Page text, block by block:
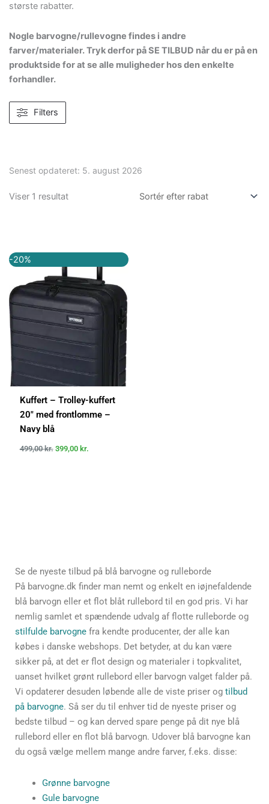
største rabatter.
Nogle barvogne/rullevogne findes i andre
farver/materialer. Tryk derfor på SE TILBUD når du er på en
produktside for at se alle muligheder hos den enkelte
forhandler.
Filters
Senest opdateret: 5. august 2026
Viser 1 resultat
-20%
Kuffert – Trolley-kuffert
20″ med frontlomme –
Navy blå
499,00kr.
oprindelige
pris
var:
499,00 kr..
399,00 kr.
aktuelle
pris
er:
399,00 kr..
Se de nyeste tilbud på blå barvogne og rulleborde
På barvogne.dk finder man nemt og enkelt en iøjnefaldende
blå barvogn eller et flot blåt rullebord til en god pris. Vi har
nemlig samlet et spændende udvalg af flotte rulleborde og
stilfulde barvogne fra kendte producenter, der alle kan
købes i danske webshops. Det betyder, at du kan være
sikker på, at det er flot design og materialer i topkvalitet,
uanset hvilket grønt rullebord eller barvogn valget falder på.
Vi opdaterer desuden løbende alle de viste priser og tilbud
på barvogne. Så ser du til enhver tid de nyeste priser og
bedste tilbud – og kan derved spare penge på dit nye blå
rullebord eller en flot blå barvogn. Udover blå barvogne kan
du også vælge mellem mange andre farver, f.eks. disse:
Grønne barvogne
Gule barvogne